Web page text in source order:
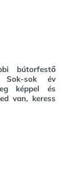
bútorfestő
Sok-sok év
képpel és
van, keress